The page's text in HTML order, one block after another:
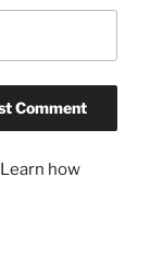
Learn how